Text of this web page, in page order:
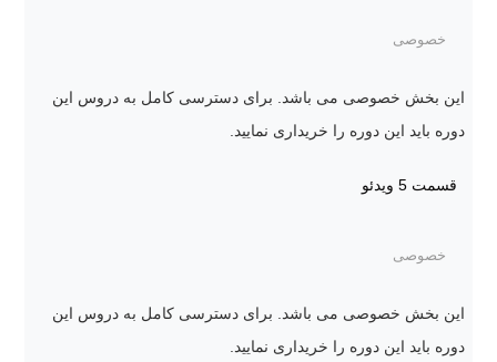
خصوصی
این بخش خصوصی می باشد. برای دسترسی کامل به دروس این
دوره باید این دوره را خریداری نمایید.
قسمت 5 ویدئو
خصوصی
این بخش خصوصی می باشد. برای دسترسی کامل به دروس این
دوره باید این دوره را خریداری نمایید.